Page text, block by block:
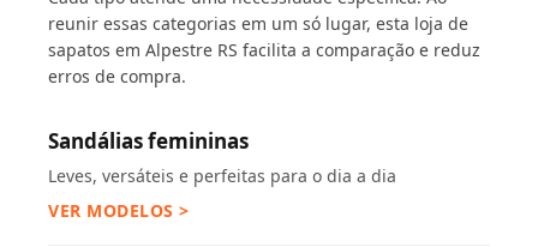
reunir essas categorias em um só lugar, esta loja de
sapatos em Alpestre RS facilita a comparação e reduz
erros de compra.
Sandálias femininas
Leves, versáteis e perfeitas para o dia a dia
VER MODELOS >